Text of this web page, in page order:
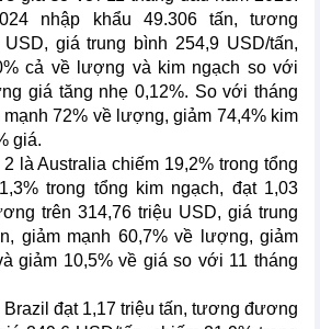
nhập khẩu 49.306 tấn, tương
giá trung bình 254,9 USD/tấn,
cả về lượng và kim ngạch so với
giá tăng nhẹ 0,12%. So với tháng
mạnh 72% về lượng, giảm 74,4% kim
giá.
là Australia chiếm 19,2% trong tổng
trong tổng kim ngạch, đạt 1,03
trên 314,76 triệu USD, giá trung
giảm mạnh 60,7% về lượng, giảm
giảm 10,5% về giá so với 11 tháng
đạt 1,17 triệu tấn, tương đương